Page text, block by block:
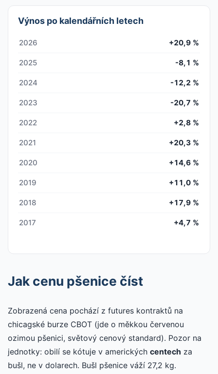
Výnos po kalendářních letech
2026 +20,9 %
2025 -8,1 %
2024 -12,2 %
2023 -20,7 %
2022 +2,8 %
2021 +20,3 %
2020 +14,6 %
2019 +11,0 %
2018 +17,9 %
2017 +4,7 %
Jak cenu pšenice číst
Zobrazená cena pochází z futures kontraktů na
chicagské burze CBOT (jde o měkkou červenou
ozimou pšenici, světový cenový standard). Pozor na
jednotky: obilí se kótuje v amerických centech za
bušl, ne v dolarech. Bušl pšenice váží 27,2 kg.